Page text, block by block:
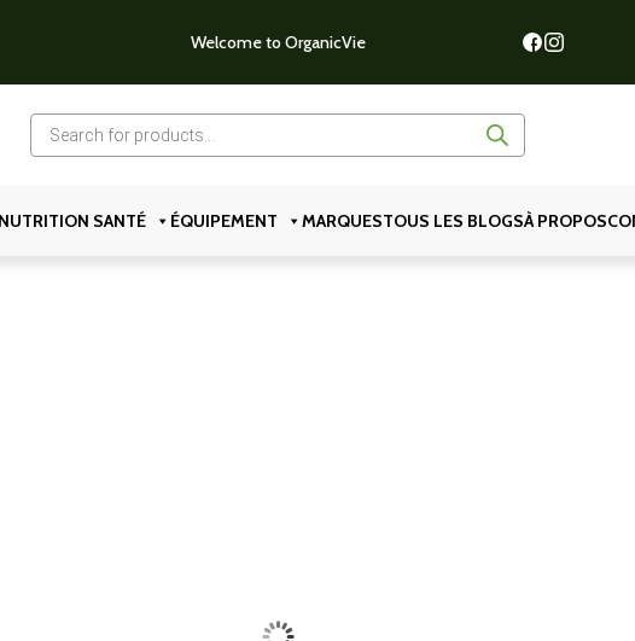
Welcome to OrganicVie
Recherche
produits
NUTRITION SANTÉ ÉQUIPEMENT MARQUESTOUS LES BLOGSÀ PROPOS